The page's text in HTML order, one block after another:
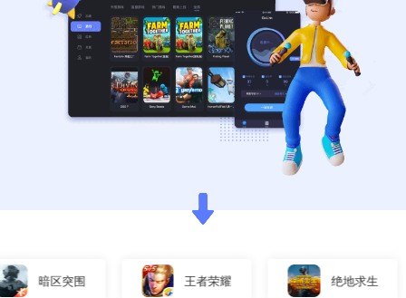
暗区突围 王者荣耀 绝地求生